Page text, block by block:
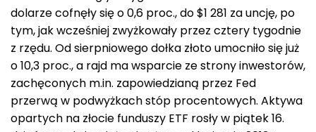
dolarze cofnęły się o 0,6 proc., do $1 281 za uncję, po
tym, jak wcześniej zwyżkowały przez cztery tygodnie
z rzędu. Od sierpniowego dołka złoto umocniło się już
o 10,3 proc., a rajd ma wsparcie ze strony inwestorów,
zachęconych m.in. zapowiedzianą przez Fed
przerwą w podwyżkach stóp procentowych. Aktywa
opartych na złocie funduszy ETF rosły w piątek 16.